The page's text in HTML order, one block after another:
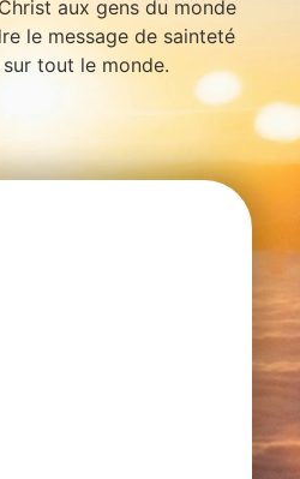
aux gens du monde
le message de sainteté
tout le monde.